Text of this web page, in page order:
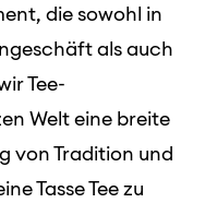
die sowohl in
als auch
Tee-
Welt eine breite
von Tradition und
Tasse Tee zu